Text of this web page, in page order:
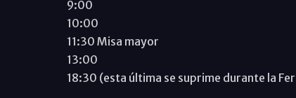
9:00
10:00
11:30 Misa mayor
13:00
18:30 (esta última se suprime durante la